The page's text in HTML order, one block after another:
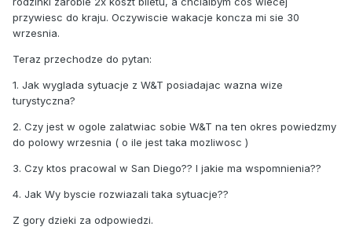
przywiesc do kraju. Oczywiscie wakacje koncza mi sie 30
wrzesnia.
Teraz przechodze do pytan:
1. Jak wyglada sytuacje z W&T posiadajac wazna wize
turystyczna?
2. Czy jest w ogole zalatwiac sobie W&T na ten okres powiedzmy
do polowy wrzesnia ( o ile jest taka mozliwosc )
3. Czy ktos pracowal w San Diego?? I jakie ma wspomnienia??
4. Jak Wy byscie rozwiazali taka sytuacje??
Z gory dzieki za odpowiedzi.